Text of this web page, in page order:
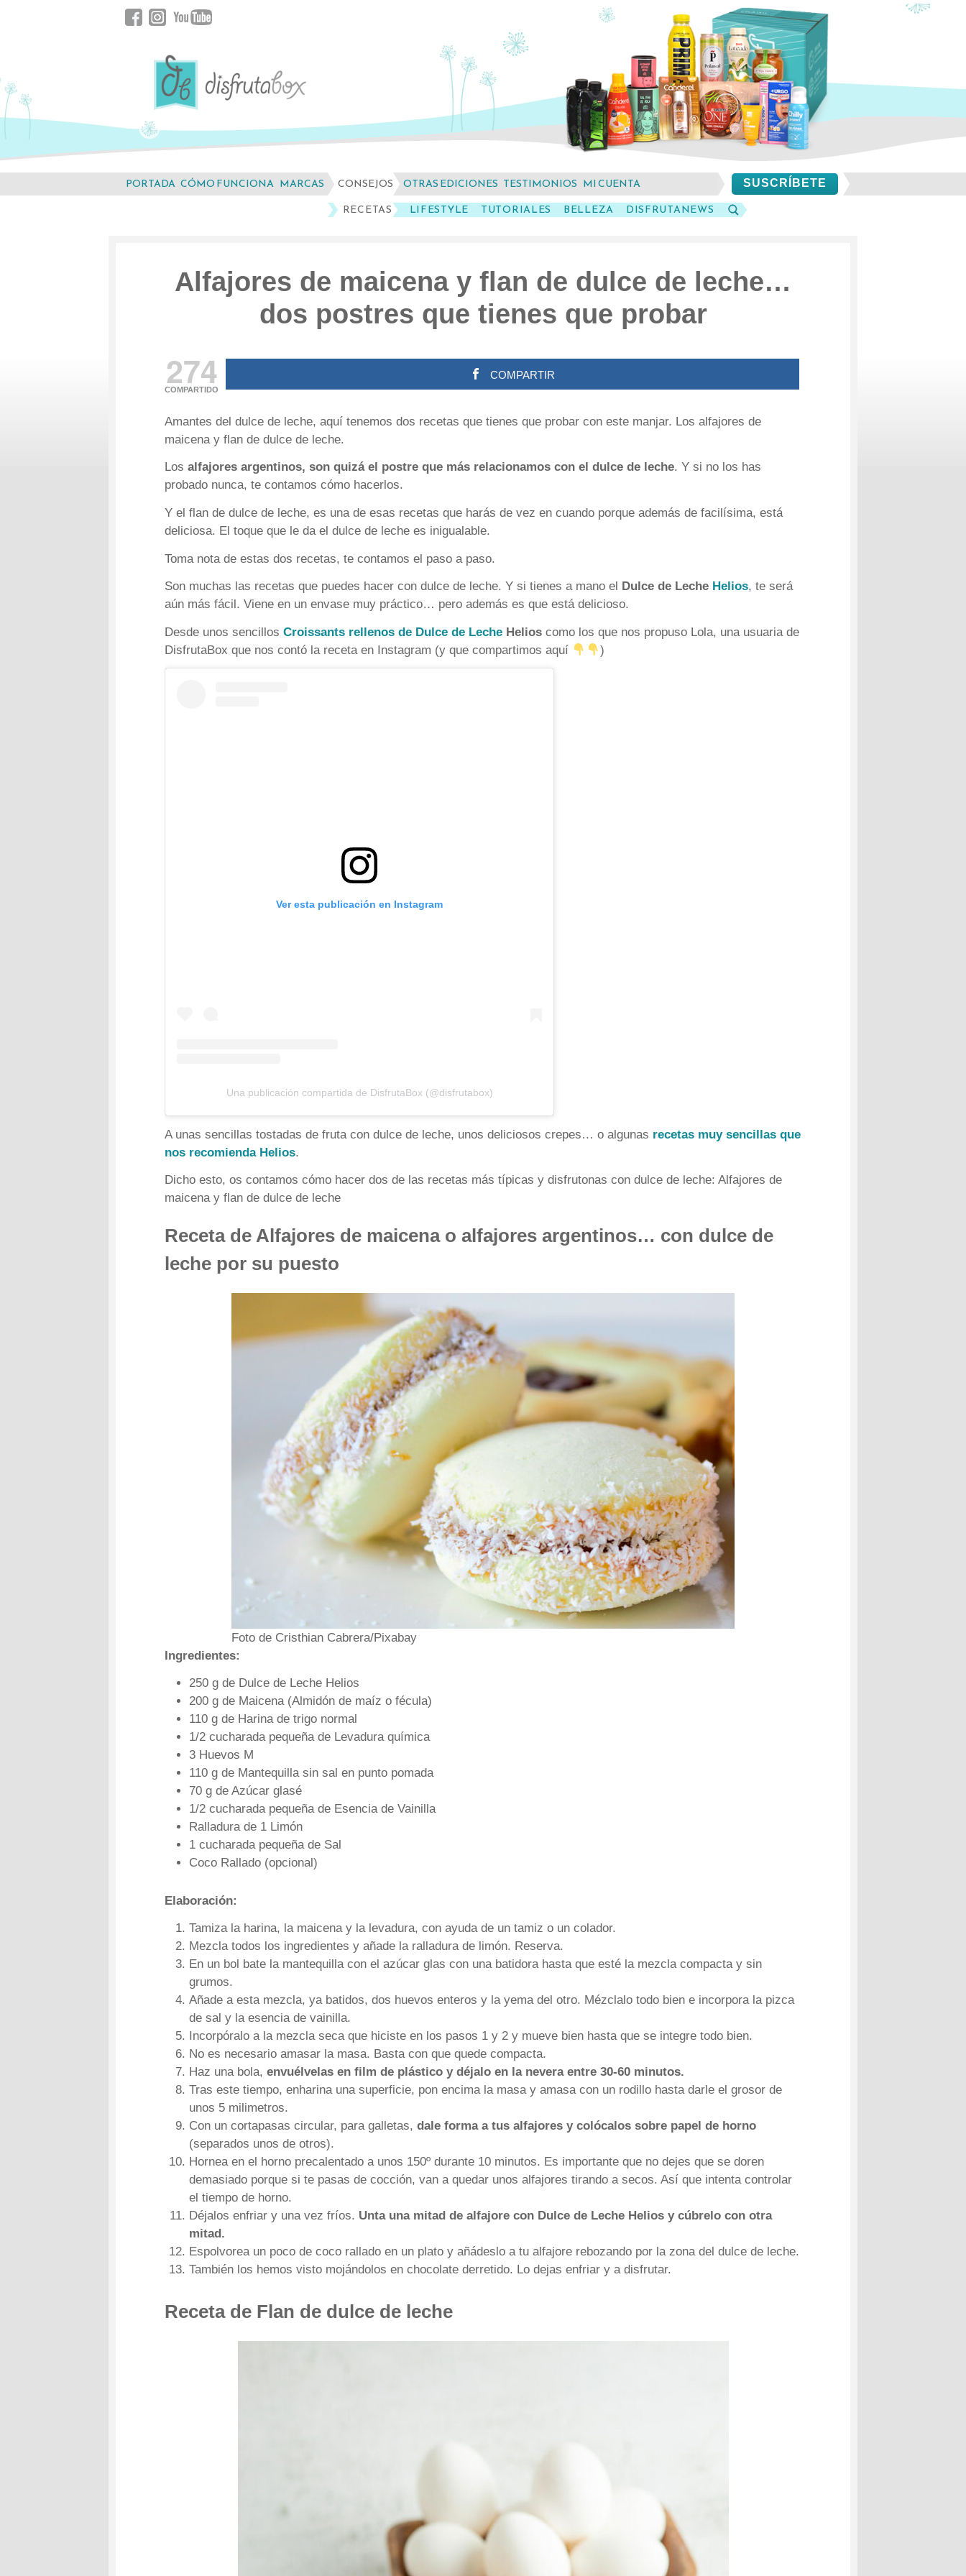
Facebook
Instagram
YouTube
SUSCRÍBETE
PORTADA CÓMO FUNCIONA MARCAS
CONSEJOS
RECETAS
LIFESTYLE TUTORIALES BELLEZA
DISFRUTANEWS
OTRAS EDICIONES TESTIMONIOS MI CUENTA
Alfajores de maicena y flan de dulce de leche…
dos postres que tienes que probar
274
COMPARTIDO
COMPARTIR
Amantes del dulce de leche, aquí tenemos dos recetas que tienes que probar con este manjar. Los alfajores de
maicena y flan de dulce de leche.
Losalfajores argentinos, son quizá el postre que más relacionamos con el dulce de leche. Y si no los has
probado nunca, te contamos cómo hacerlos.
Y el flan de dulce de leche, es una de esas recetas que harás de vez en cuando porque además de facilísima, está
deliciosa. El toque que le da el dulce de leche es inigualable.
Toma nota de estas dos recetas, te contamos el paso a paso.
Son muchas las recetas que puedes hacer con dulce de leche. Y si tienes a mano el Dulce de Leche Helios, te será
aún más fácil. Viene en un envase muy práctico… pero además es que está delicioso.
Desde unos sencillosCroissants rellenos de Dulce de Leche Helios como los que nos propuso Lola, una usuaria de
DisfrutaBox que nos contó la receta en Instagram (y que compartimos aquí
)
Ver esta publicación en Instagram
Una publicación compartida de DisfrutaBox (@disfrutabox)
A unas sencillas tostadas de fruta con dulce de leche, unos deliciosos crepes… o algunas recetas muy sencillas que
nos recomienda Helios.
Dicho esto, os contamos cómo hacer dos de las recetas más típicas y disfrutonas con dulce de leche: Alfajores de
maicena y flan de dulce de leche
Receta de Alfajores de maicena o alfajores argentinos… con dulce de
leche por su puesto
Foto de Cristhian Cabrera/Pixabay
Ingredientes:
250 g de Dulce de Leche Helios
200 g de Maicena (Almidón de maíz o fécula)
110 g de Harina de trigo normal
1/2 cucharada pequeña de Levadura química
3 Huevos M
110 g de Mantequilla sin sal en punto pomada
70 g de Azúcar glasé
1/2 cucharada pequeña de Esencia de Vainilla
Ralladura de 1 Limón
1 cucharada pequeña de Sal
Coco Rallado (opcional)
Elaboración:
Tamiza la harina, la maicena y la levadura, con ayuda de un tamiz o un colador.
Mezcla todos los ingredientes y añade la ralladura de limón. Reserva.
En un bol bate la mantequilla con el azúcar glas con una batidora hasta que esté la mezcla compacta y sin
grumos.
Añade a esta mezcla, ya batidos, dos huevos enteros y la yema del otro. Mézclalo todo bien e incorpora la pizca
de sal y la esencia de vainilla.
Incorpóralo a la mezcla seca que hiciste en los pasos 1 y 2 y mueve bien hasta que se integre todo bien.
No es necesario amasar la masa. Basta con que quede compacta.
Haz una bola,envuélvelas en film de plástico y déjalo en la nevera entre 30-60 minutos.
Tras este tiempo, enharina una superficie, pon encima la masa y amasa con un rodillo hasta darle el grosor de
unos 5 milimetros.
Con un cortapasas circular, para galletas, dale forma a tus alfajores y colócalos sobre papel de horno
(separados unos de otros).
Hornea en el horno precalentado a unos 150º durante 10 minutos. Es importante que no dejes que se doren
demasiado porque si te pasas de cocción, van a quedar unos alfajores tirando a secos. Así que intenta controlar
el tiempo de horno.
Déjalos enfriar y una vez fríos. Unta una mitad de alfajore con Dulce de Leche Helios y cúbrelo con otra
mitad.
Espolvorea un poco de coco rallado en un plato y añádeslo a tu alfajore rebozando por la zona del dulce de leche.
También los hemos visto mojándolos en chocolate derretido. Lo dejas enfriar y a disfrutar.
Receta de Flan de dulce de leche